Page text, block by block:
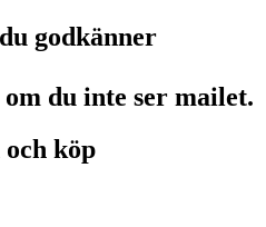
godkänner
du inte ser mailet.
köp